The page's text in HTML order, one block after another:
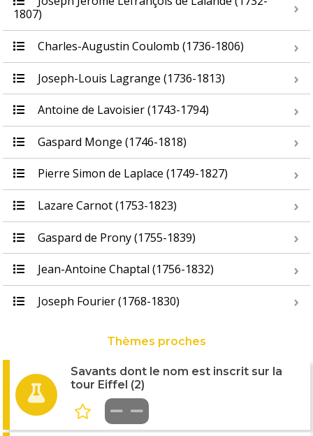
1807)
Charles-Augustin Coulomb (1736-1806)
Joseph-Louis Lagrange (1736-1813)
Antoine de Lavoisier (1743-1794)
Gaspard Monge (1746-1818)
Pierre Simon de Laplace (1749-1827)
Lazare Carnot (1753-1823)
Gaspard de Prony (1755-1839)
Jean-Antoine Chaptal (1756-1832)
Joseph Fourier (1768-1830)
Thèmes proches
Savants dont le nom est inscrit sur la
tour Eiffel (2)